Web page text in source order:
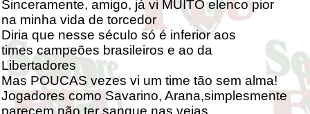
Sinceramente, amigo, já vi MUITO elenco pior
na minha vida de torcedor
Diria que nesse século só é inferior aos
times campeões brasileiros e ao da
Libertadores
Mas POUCAS vezes vi um time tão sem alma!
Jogadores como Savarino, Arana,simplesmente
parecem não ter sangue nas veias.